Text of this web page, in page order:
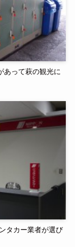
あって萩の観光に
タカー業者が選び